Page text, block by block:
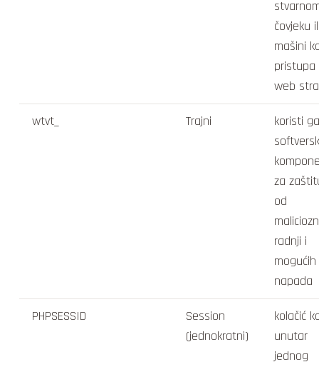
čovjeku
mašini
pristupa
web
wtvt_ Trajni
koristi ga
za
od
radnji i
mogućih
napada
PHPSESSID
Session
(jednokratni)
kolačić
unutar
jednog